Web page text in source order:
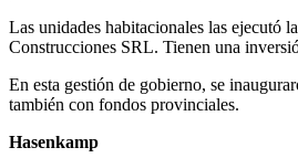
Las unidades habitacionales las ejecutó
Construcciones SRL. Tienen una
En esta gestión de gobierno, se
también con fondos provinciales.
Hasenkamp